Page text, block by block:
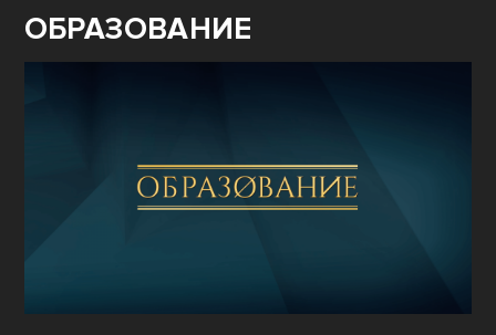
ОБРАЗОВАНИЕ